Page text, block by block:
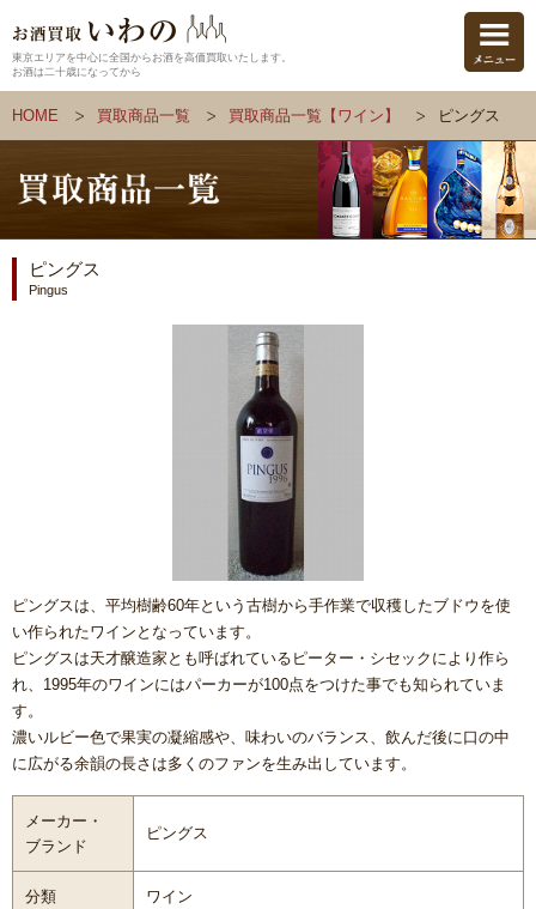
東京エリアを中心に全国からお酒を高価買取いたします。
お酒は二十歳になってから
HOME 買取商品一覧 買取商品一覧【ワイン】 ピングス
ピングス
Pingus
ピングスは、平均樹齢60年という古樹から手作業で収穫したブドウを使
い作られたワインとなっています。
ピングスは天才醸造家とも呼ばれている ピーター・シセックにより作ら
れ、1995年のワインにはパーカーが100点をつけた事でも知られていま
す。
濃いルビー色で果実の凝縮感や、味わいのバランス、飲んだ後に口の中
に広がる余韻の長さは多くのファンを生み出しています。
メーカー・
ブランド
ピングス
分類 ワイン